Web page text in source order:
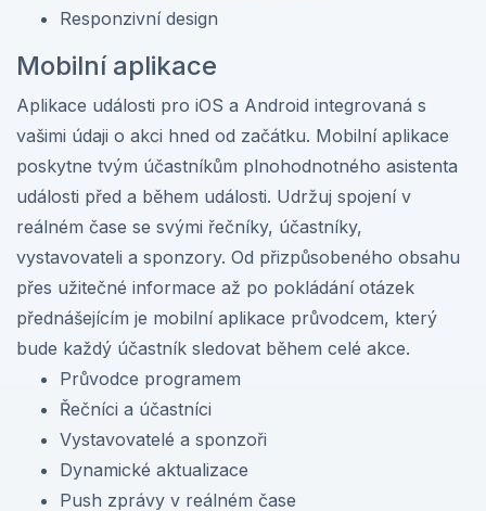
Responzivní design
Mobilní aplikace
Aplikace události pro iOS a Android integrovaná s
vašimi údaji o akci hned od začátku. Mobilní aplikace
poskytne tvým účastníkům plnohodnotného asistenta
události před a během události. Udržuj spojení v
reálném čase se svými řečníky, účastníky,
vystavovateli a sponzory. Od přizpůsobeného obsahu
přes užitečné informace až po pokládání otázek
přednášejícím je mobilní aplikace průvodcem, který
bude každý účastník sledovat během celé akce.
Průvodce programem
Řečníci a účastníci
Vystavovatelé a sponzoři
Dynamické aktualizace
Push zprávy v reálném čase